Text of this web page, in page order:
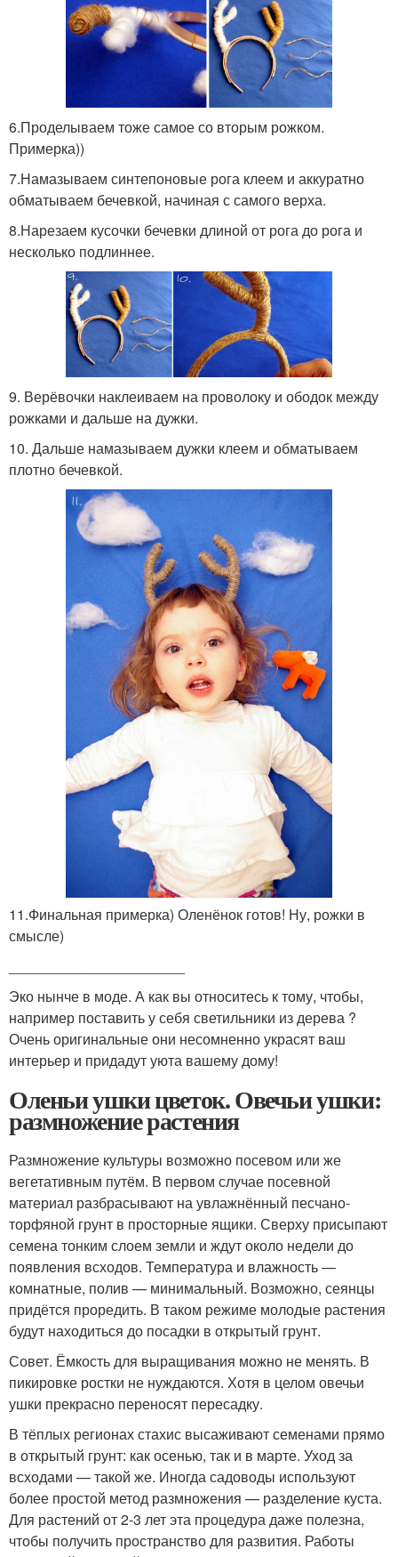
6.Проделываем тоже самое со вторым рожком.
Примерка))
7.Намазываем синтепоновые рога клеем и аккуратно
обматываем бечевкой, начиная с самого верха.
8.Нарезаем кусочки бечевки длиной от рога до рога и
несколько подлиннее.
9. Верёвочки наклеиваем на проволоку и ободок между
рожками и дальше на дужки.
10. Дальше намазываем дужки клеем и обматываем
плотно бечевкой.
11.Финальная примерка) Оленёнок готов! Ну, рожки в
смысле)
Эко нынче в моде. А как вы относитесь к тому, чтобы,
например поставить у себя светильники из дерева ?
Очень оригинальные они несомненно украсят ваш
интерьер и придадут уюта вашему дому!
Оленьи ушки цветок. Овечьи ушки:
размножение растения
Размножение культуры возможно посевом или же
вегетативным путём. В первом случае посевной
материал разбрасывают на увлажнённый песчано-
торфяной грунт в просторные ящики. Сверху присыпают
семена тонким слоем земли и ждут около недели до
появления всходов. Температура и влажность —
комнатные, полив — минимальный. Возможно, сеянцы
придётся проредить. В таком режиме молодые растения
будут находиться до посадки в открытый грунт.
Совет. Ёмкость для выращивания можно не менять. В
пикировке ростки не нуждаются. Хотя в целом овечьи
ушки прекрасно переносят пересадку.
В тёплых регионах стахис высаживают семенами прямо
в открытый грунт: как осенью, так и в марте. Уход за
всходами — такой же. Иногда садоводы используют
более простой метод размножения — разделение куста.
Для растений от 2-3 лет эта процедура даже полезна,
чтобы получить пространство для развития. Работы